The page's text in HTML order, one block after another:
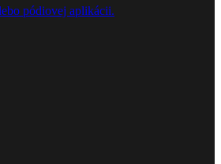
pódiovej aplikácii.